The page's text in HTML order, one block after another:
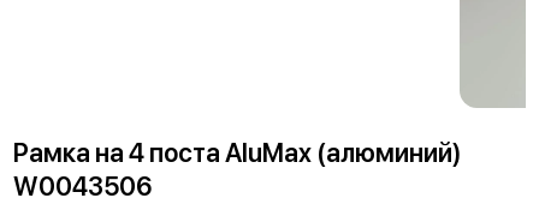
Рамка на 4 поста AluMax (алюминий)
W0043506